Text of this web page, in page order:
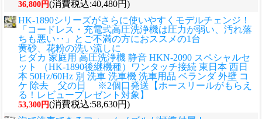
36,800円(消費税込:40,480円)
HK-1890シリーズがさらに使いやすくモデルチェンジ！
「コードレス・充電式高圧洗浄機は圧力が弱い、汚れ落
ちも悪い‥」とご不満の方におススメの1台
黄砂、花粉の洗い流しに
ヒダカ 家庭用 高圧洗浄機 静音 HKN-2090 スペシャルセ
ット （HK-1890後継機種）ワンタッチ接続 東日本 西日
本 50Hz/60Hz 別 洗車 洗車機 洗車用品 ベランダ 外壁 コ
ケ 除去 父の日 ※2個口発送【ホースリールがもらえ
る！レビュープレゼント対象】
53,300円(消費税込:58,630円)